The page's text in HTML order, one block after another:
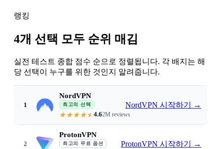
랭킹
4개 선택 모두 순위 매김
실전 테스트 종합 점수 순으로 정렬됩니다. 각 배지는 해
당 선택이 누구를 위한 것인지 알려줍니다.
1
NordVPN
최고의 선택
4.62M reviews
NordVPN 시작하기 →
2
ProtonVPN
최고의 무료 옵션 ProtonVPN 시작하기 →